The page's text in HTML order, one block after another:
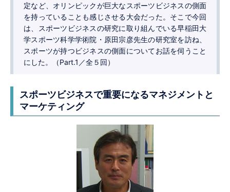
定など、オリンピックが巨大なスポーツビジネスの側面
を持っていることも感じさせる大会だった。そこで今回
は、スポーツビジネスの研究に取り組んでいる早稲田大
学スポーツ科学学術院・原田宗彦先生の研究室を訪ね、
スポーツが持つビジネスの側面についてお話を伺うこと
にした。（Part.1／全５回）
スポーツビジネスで重要になるマネジメントと
マーケティング